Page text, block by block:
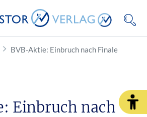
BVB-Aktie: Einbruch nach Finale
Einbruch nach